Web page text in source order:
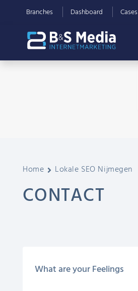
Branches Dashboard Cases
Home Lokale SEO Nijmegen
CONTACT
What are your Feelings